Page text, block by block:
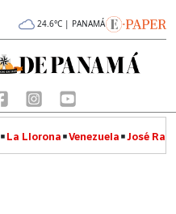
24.6°C | PANAMÁ
La Llorona Venezuela José